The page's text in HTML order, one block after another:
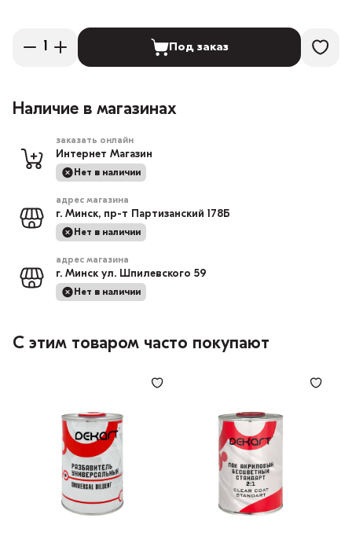
Под заказ
Наличие в магазинах
заказать онлайн
Интернет Магазин
Нет в наличии
адрес магазина
г. Минск, пр-т Партизанский 178Б
Нет в наличии
адрес магазина
г. Минск ул. Шпилевского 59
Нет в наличии
С этим товаром часто покупают